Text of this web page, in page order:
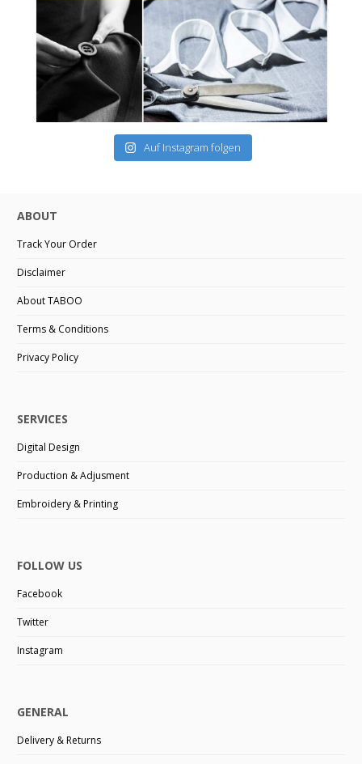
Auf Instagram folgen
ABOUT
Track Your Order
Disclaimer
About TABOO
Terms & Conditions
Privacy Policy
SERVICES
Digital Design
Production & Adjusment
Embroidery & Printing
FOLLOW US
Facebook
Twitter
Instagram
GENERAL
Delivery & Returns